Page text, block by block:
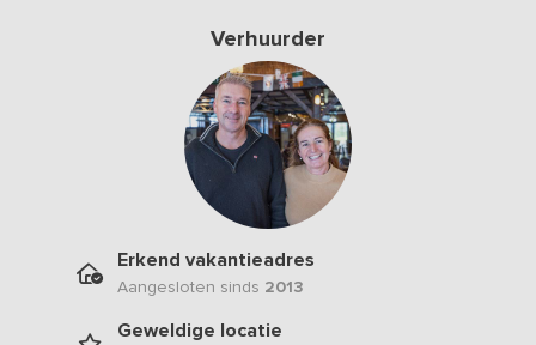
Verhuurder
Erkend vakantieadres
Aangesloten sinds 2013
Geweldige locatie